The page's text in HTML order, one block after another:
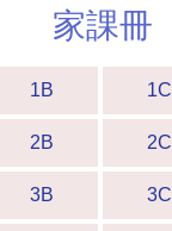
家課冊
1B 1C
2B 2C
3B 3C